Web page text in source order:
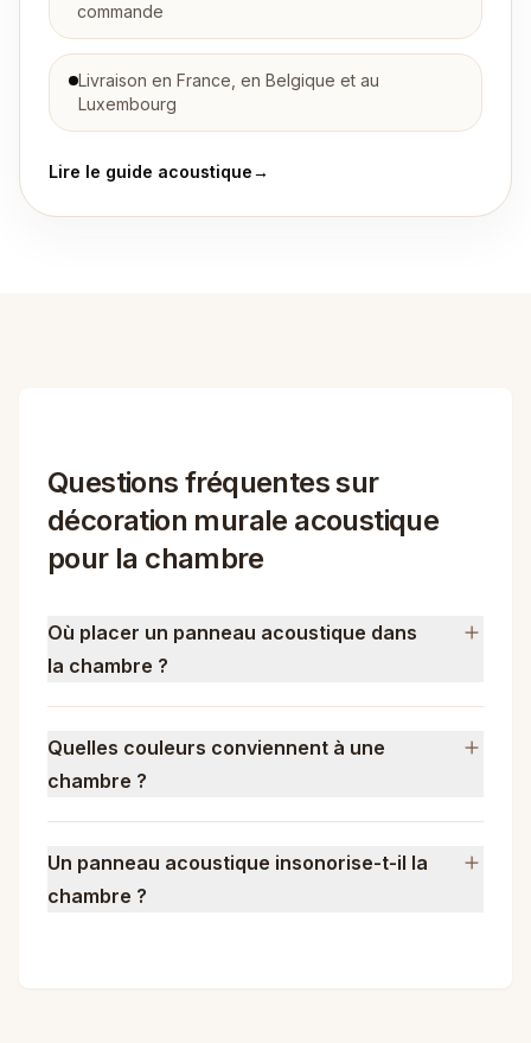
commande
Livraison en France, en Belgique et au
Luxembourg
Lire le guide acoustique→
Questions fréquentes sur
décoration murale acoustique
pour la chambre
Où placer un panneau acoustique dans
la chambre ?
Quelles couleurs conviennent à une
chambre ?
Un panneau acoustique insonorise-t-il la
chambre ?